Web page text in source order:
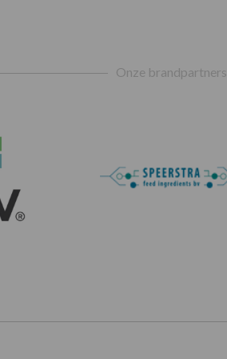
Onze brandpartners